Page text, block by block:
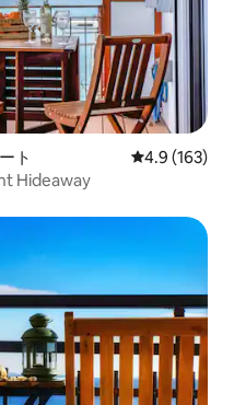
ト レビュー163
4.9 (163)
Hideaway